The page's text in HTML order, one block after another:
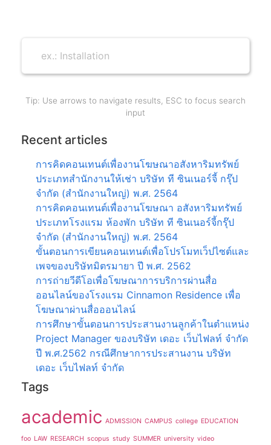
Tip: Use arrows to navigate results, ESC to focus search
input
Recent articles
การคิดคอนเทนต์เพื่องานโฆษณาอสังหาริมทรัพย์
ประเภทสำนักงานให้เช่า บริษัท ที ซินเนอร์จี้ กรุ๊ป
จำกัด (สำนักงานใหญ่) พ.ศ. 2564
การคิดคอนเทนต์เพื่องานโฆษณา อสังหาริมทรัพย์
ประเภทโรงแรม ห้องพัก บริษัท ที ซินเนอร์จี้กรุ๊ป
จำกัด (สำนักงานใหญ่) พ.ศ. 2564
ขั้นตอนการเขียนคอนเทนต์เพื่อโปรโมทเว็ปไซต์และ
เพจของบริษัทมิตรมายา ปี พ.ศ. 2562
การถ่ายวีดีโอเพื่อโฆษณาการบริการผ่านสื่อ
ออนไลน์ของโรงแรม Cinnamon Residence เพื่อ
โฆษณาผ่านสื่อออนไลน์
การศึกษาขั้นตอนการประสานงานลูกค้าในตำแหน่ง
Project Manager ของบริษัท เดอะ เว็บไฟลท์ จำกัด
ปี พ.ศ.2562 กรณีศึกษาการประสานงาน บริษัท
เดอะ เว็บไฟลท์ จำกัด
Tags
academic ADMISSION CAMPUS college EDUCATION
foo LAW RESEARCH scopus study SUMMER university video